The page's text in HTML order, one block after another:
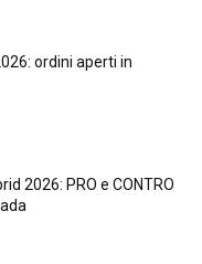
ordini aperti in
2026: PRO e CONTRO